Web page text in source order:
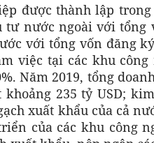
được thành lập trong
tư nước ngoài với tổng
với tổng vốn đăng
việc tại các khu công
Năm 2019, tổng
235 tỷ USD;
xuất khẩu của cả
của các khu công